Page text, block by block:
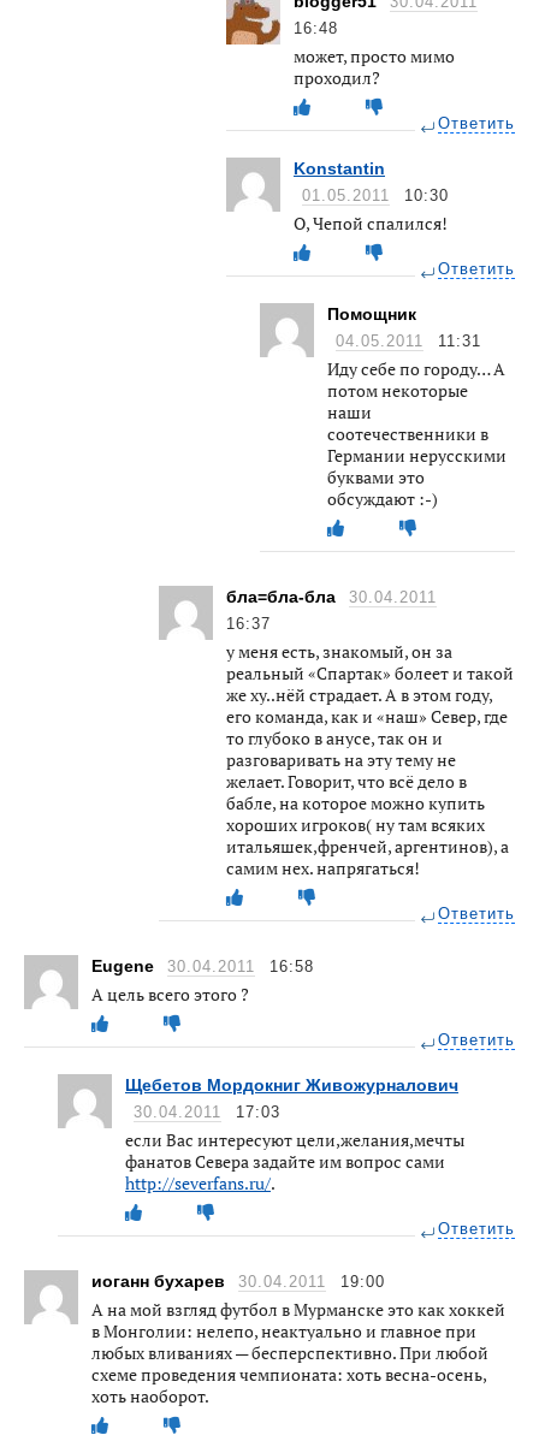
16:48
может, просто мимо
проходил?
Ответить
Konstantin
01.05.2011 10:30
О, Чепой спалился!
Ответить
Помощник
04.05.2011 11:31
Иду себе по городу… А
потом некоторые
наши
соотечественники в
Германии нерусскими
буквами это
обсуждают :-)
бла=бла-бла
30.04.2011
16:37
у меня есть, знакомый, он за
реальный «Спартак» болеет и такой
же ху..нёй страдает. А в этом году,
его команда, как и «наш» Север, где
то глубоко в анусе, так он и
разговаривать на эту тему не
желает. Говорит, что всё дело в
бабле, на которое можно купить
хороших игроков( ну там всяких
итальяшек,френчей, аргентинов), а
самим нех. напрягаться!
Ответить
Eugene 30.04.2011 16:58
А цель всего этого ?
Ответить
Щебетов Мордокниг Живожурналович
30.04.2011 17:03
если Вас интересуют цели,желания,мечты
фанатов Севера задайте им вопрос сами
http://severfans.ru/.
Ответить
иоганн бухарев 30.04.2011 19:00
А на мой взгляд футбол в Мурманске это как хоккей
в Монголии: нелепо, неактуально и главное при
любых вливаниях — бесперспективно. При любой
схеме проведения чемпионата: хоть весна-осень,
хоть наоборот.